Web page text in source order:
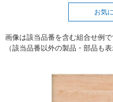
お気
画像は該当品番を含む組合せ例で
（該当品番以外の製品・部品も